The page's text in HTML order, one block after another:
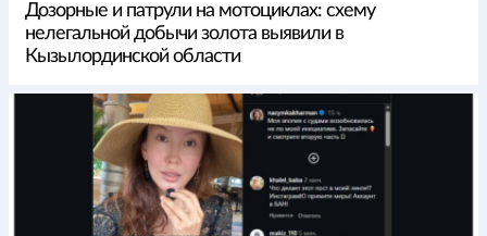
Дозорные и патрули на мотоциклах: схему
нелегальной добычи золота выявили в
Кызылординской области